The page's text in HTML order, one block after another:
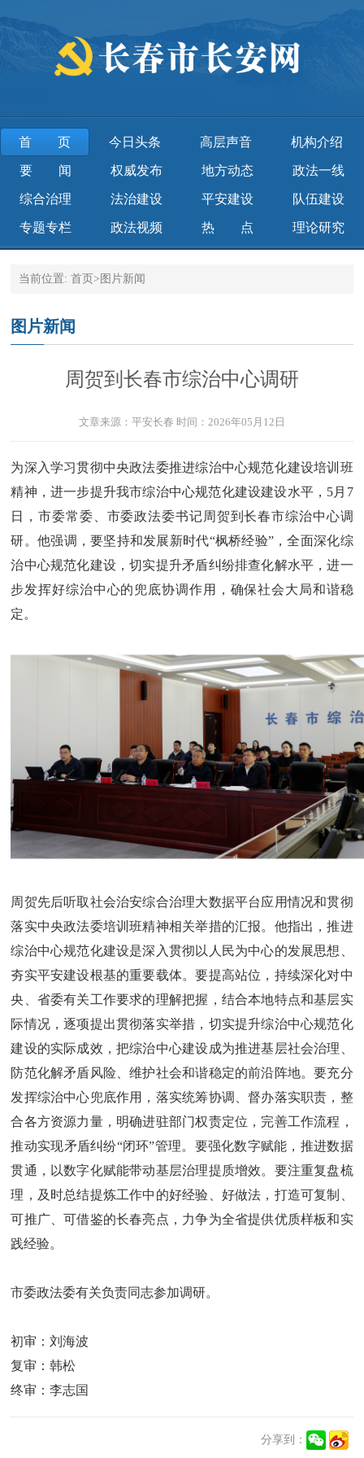
首页 今日头条 高层声音 机构介绍
要 闻 权威发布 地方动态 政法一线
综合治理 法治建设 平安建设 队伍建设
专题专栏 政法视频 热 点 理论研究
当前位置:首页> 图片新闻
图片新闻
周贺到长春市综治中心调研
文章来源： 平安长春 时间： 2026年05月12日
为深入学习贯彻中央政法委推进综治中心规范化建设培训班
精神，进一步提升我市综治中心规范化建设建设水平，5月7
日，市委常委、市委政法委书记周贺到长春市综治中心调
研。他强调，要坚持和发展新时代“枫桥经验”，全面深化综
治中心规范化建设，切实提升矛盾纠纷排查化解水平，进一
步发挥好综治中心的兜底协调作用，确保社会大局和谐稳
定。
周贺先后听取社会治安综合治理大数据平台应用情况和贯彻
落实中央政法委培训班精神相关举措的汇报。他指出，推进
综治中心规范化建设是深入贯彻以人民为中心的发展思想、
夯实平安建设根基的重要载体。要提高站位，持续深化对中
央、省委有关工作要求的理解把握，结合本地特点和基层实
际情况，逐项提出贯彻落实举措，切实提升综治中心规范化
建设的实际成效，把综治中心建设成为推进基层社会治理、
防范化解矛盾风险、维护社会和谐稳定的前沿阵地。要充分
发挥综治中心兜底作用，落实统筹协调、督办落实职责，整
合各方资源力量，明确进驻部门权责定位，完善工作流程，
推动实现矛盾纠纷“闭环”管理。要强化数字赋能，推进数据
贯通，以数字化赋能带动基层治理提质增效。要注重复盘梳
理，及时总结提炼工作中的好经验、好做法，打造可复制、
可推广、可借鉴的长春亮点，力争为全省提供优质样板和实
践经验。
市委政法委有关负责同志参加调研。
初审：刘海波
复审：韩松
终审：李志国
分享到：